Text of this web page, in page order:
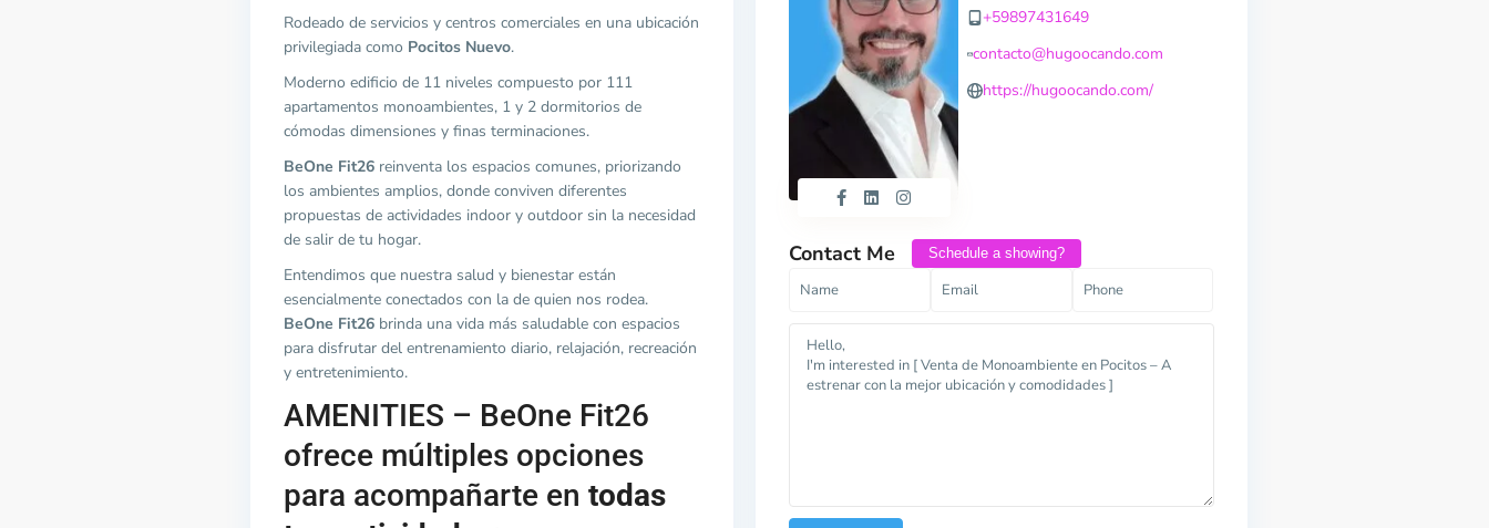
Rodeado de servicios y centros comerciales en una ubicación
privilegiada como Pocitos Nuevo.
Moderno edificio de 11 niveles compuesto por 111
apartamentos monoambientes, 1 y 2 dormitorios de
cómodas dimensiones y finas terminaciones.
BeOne Fit26 reinventa los espacios comunes, priorizando
los ambientes amplios, donde conviven diferentes
propuestas de actividades indoor y outdoor sin la necesidad
de salir de tu hogar.
Entendimos que nuestra salud y bienestar están
esencialmente conectados con la de quien nos rodea.
BeOne Fit26 brinda una vida más saludable con espacios
para disfrutar del entrenamiento diario, relajación, recreación
y entretenimiento.
AMENITIES – BeOne Fit26
ofrece múltiples opciones
para acompañarte en todas
+59897431649
contacto@hugoocando.com
https://hugoocando.com/
Contact Me Schedule a showing?